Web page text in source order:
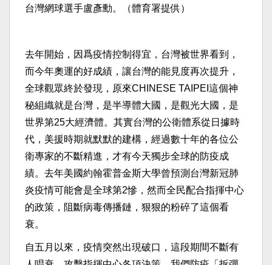
台灣網球選手盧彥勳。（體育署提供）
去年開始，因爲疫情控制得宜，台灣被世界看到，
而今年奧運的好成績，讓台灣的能見度再次提升，
全球觀眾終於發現，原來CHINESE TAIPEI這個神
秘組織就是台灣，是半導體大國，是觀光大國，是
世界第25大經濟體。其實台灣的公衛體系從日據時
代，美援時期就默默的建構，經過數十年的各位公
衛專家的不斷精進，才有今天獨步全球的防疫成
績。去年美國約翰霍普金斯大學曾預測台灣新冠肺
炎疫情可能會是全球第2慘，然而全民配合指揮中心
的政策，阻斷病毒傳播鏈，狠狠的粉碎了這個看
衰。
自五月以來，疫情突然出現破口，這段期間不斷有